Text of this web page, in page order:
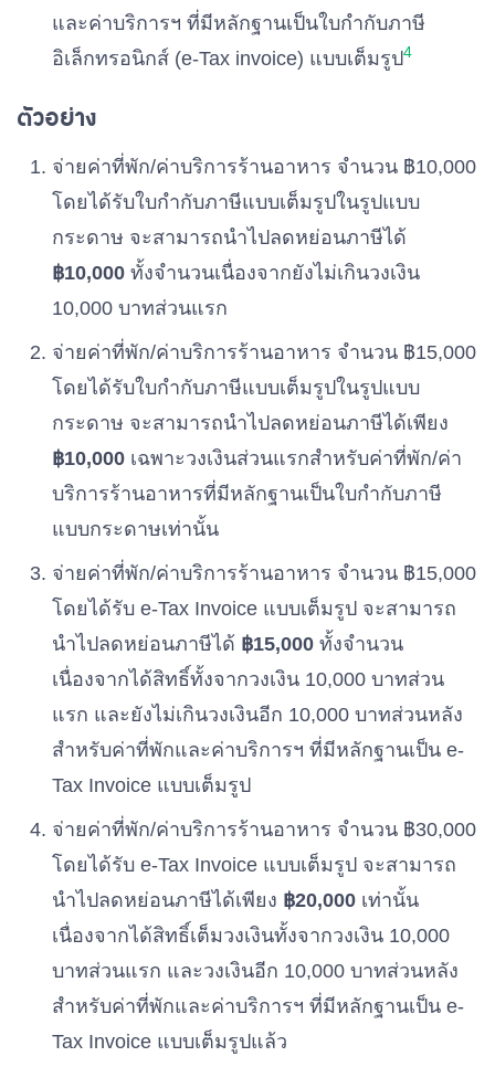
และค่าบริการฯ ที่มีหลักฐานเป็นใบกำกับภาษี
อิเล็กทรอนิกส์ (e-Tax invoice) แบบเต็มรูป4
ตัวอย่าง
จ่ายค่าที่พัก/ค่าบริการร้านอาหาร จำนวน ฿10,000
โดยได้รับใบกำกับภาษีแบบเต็มรูปในรูปแบบ
กระดาษ จะสามารถนำไปลดหย่อนภาษีได้
฿10,000 ทั้งจำนวนเนื่องจากยังไม่เกินวงเงิน
10,000 บาทส่วนแรก
จ่ายค่าที่พัก/ค่าบริการร้านอาหาร จำนวน ฿15,000
โดยได้รับใบกำกับภาษีแบบเต็มรูปในรูปแบบ
กระดาษ จะสามารถนำไปลดหย่อนภาษีได้เพียง
฿10,000 เฉพาะวงเงินส่วนแรกสำหรับค่าที่พัก/ค่า
บริการร้านอาหารที่มีหลักฐานเป็นใบกำกับภาษี
แบบกระดาษเท่านั้น
จ่ายค่าที่พัก/ค่าบริการร้านอาหาร จำนวน ฿15,000
โดยได้รับ e-Tax Invoice แบบเต็มรูป จะสามารถ
นำไปลดหย่อนภาษีได้ ฿15,000 ทั้งจำนวน
เนื่องจากได้สิทธิ์ทั้งจากวงเงิน 10,000 บาทส่วน
แรก และยังไม่เกินวงเงินอีก 10,000 บาทส่วนหลัง
สำหรับค่าที่พักและค่าบริการฯ ที่มีหลักฐานเป็น e-
Tax Invoice แบบเต็มรูป
จ่ายค่าที่พัก/ค่าบริการร้านอาหาร จำนวน ฿30,000
โดยได้รับ e-Tax Invoice แบบเต็มรูป จะสามารถ
นำไปลดหย่อนภาษีได้เพียง ฿20,000 เท่านั้น
เนื่องจากได้สิทธิ์เต็มวงเงินทั้งจากวงเงิน 10,000
บาทส่วนแรก และวงเงินอีก 10,000 บาทส่วนหลัง
สำหรับค่าที่พักและค่าบริการฯ ที่มีหลักฐานเป็น e-
Tax Invoice แบบเต็มรูปแล้ว